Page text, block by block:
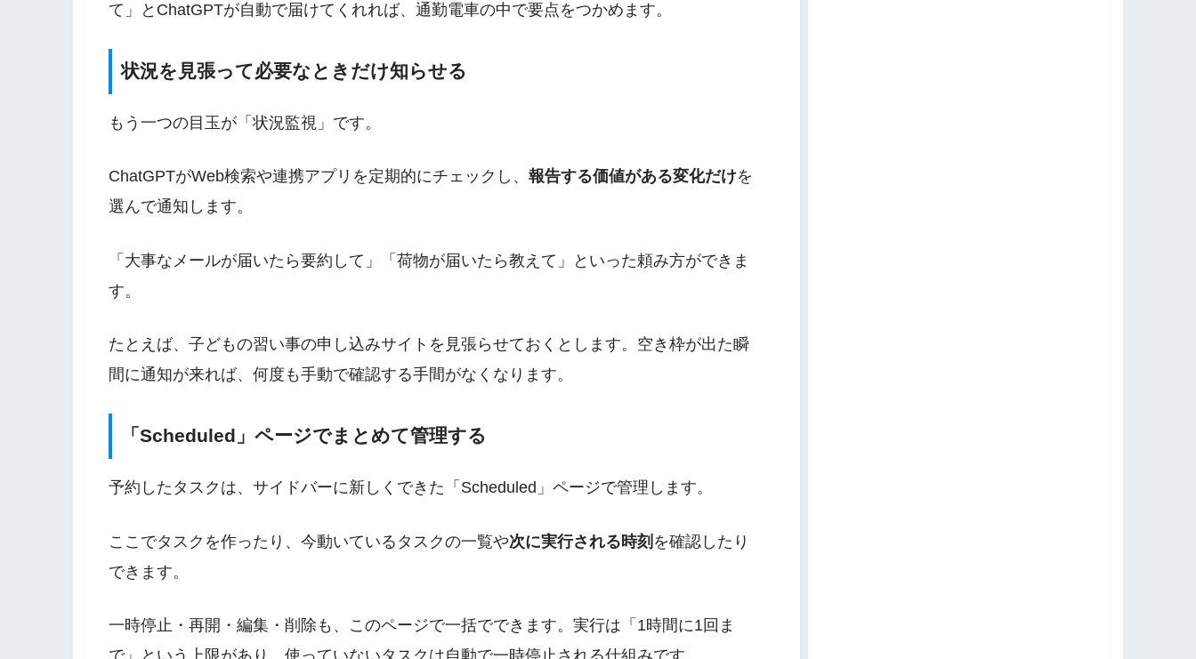
て」とChatGPTが自動で届けてくれれば、通勤電車の中で要点をつかめます。
状況を見張って必要なときだけ知らせる
もう一つの目玉が「状況監視」です。
ChatGPTがWeb検索や連携アプリを定期的にチェックし、 報告する価値がある変化だけを
選んで通知します。
「大事なメールが届いたら要約して」「荷物が届いたら教えて」といった頼み方ができま
す。
たとえば、子どもの習い事の申し込みサイトを見張らせておくとします。空き枠が出た瞬
間に通知が来れば、何度も手動で確認する手間がなくなります。
「Scheduled」ページでまとめて管理する
予約したタスクは、サイドバーに新しくできた「Scheduled」ページで管理します。
ここでタスクを作ったり、今動いているタスクの一覧や次に実行される時刻 を確認したり
できます。
一時停止・再開・編集・削除も、このページで一括でできます。実行は「1時間に1回ま